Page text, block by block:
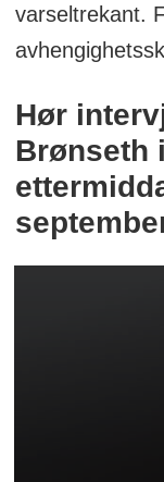
varseltrekant.
Hør
Brønseth